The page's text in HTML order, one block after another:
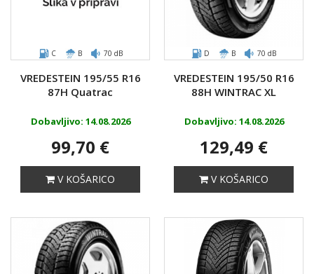
C B 70 dB
VREDESTEIN 195/55 R16
87H Quatrac
Dobavljivo: 14.08.2026
99,70 €
V KOŠARICO
D B 70 dB
VREDESTEIN 195/50 R16
88H WINTRAC XL
Dobavljivo: 14.08.2026
129,49 €
V KOŠARICO